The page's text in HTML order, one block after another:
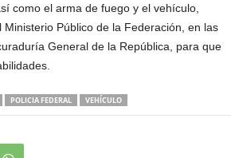
como el arma de fuego y el vehículo,
Público de la Federación, en las
General de la República, para que
POLICIA FEDERAL VEHÍCULO